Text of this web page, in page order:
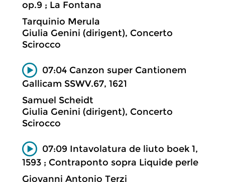
op.9 ; La Fontana
Tarquinio Merula
Giulia Genini (dirigent), Concerto
Scirocco
07:04 Canzon super Cantionem
Gallicam SSWV.67, 1621
Samuel Scheidt
Giulia Genini (dirigent), Concerto
Scirocco
07:09 Intavolatura de liuto boek 1,
1593 ; Contraponto sopra Liquide perle
Giovanni Antonio Terzi